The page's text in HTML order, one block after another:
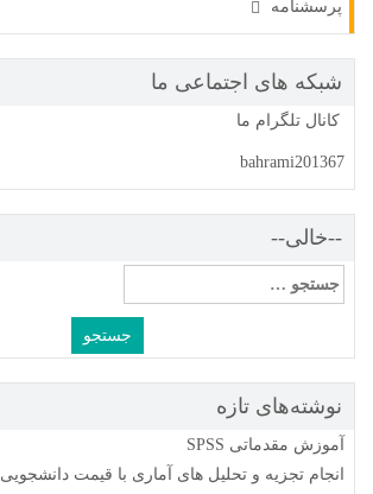
پرسشنامه
شبکه های اجتماعی ما
کانال تلگرام ما
bahrami201367
--خالی--
برای:
نوشته‌های تازه
آموزش مقدماتی SPSS
انجام تجزیه و تحلیل های آماری با قیمت دانشجویی